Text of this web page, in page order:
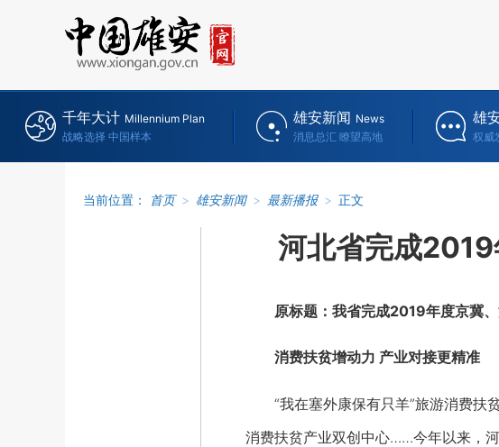
千年大计 Millennium Plan
战略选择 中国样本
雄安新闻 News
消息总汇 瞭望高地
雄
权威
当前位置： 首页 > 雄安新闻 > 最新播报 > 正文
河北省完成
原标题：我省完成2019年度京冀、
消费扶贫增动力 产业对接更精准
“我在塞外康保有只羊”旅游消费扶
消费扶贫产业双创中心……今年以来，